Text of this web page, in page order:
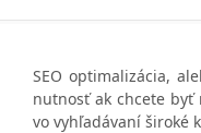
SEO optimalizácia,
nutnosť ak chcete byť
vo vyhľadávaní široké